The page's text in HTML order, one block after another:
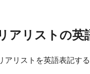
アリストの英
アリストを英語表記す